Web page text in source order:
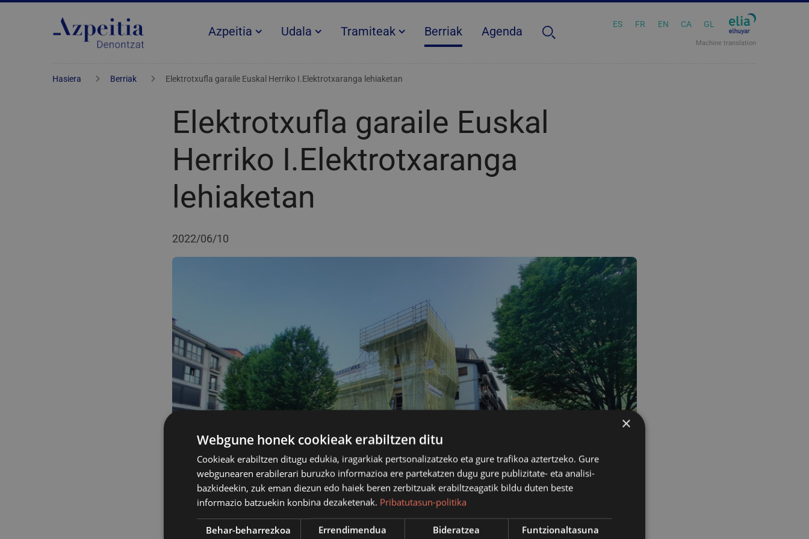
Azpeitia Udala Tramiteak Berriak Agenda ES FR EN CA GL
Machine translation
Hasiera Berriak Elektrotxufla garaile Euskal Herriko I.Elektrotxaranga lehiaketan
Elektrotxufla garaile Euskal
Herriko I.Elektrotxaranga
lehiaketan
2022/06/10
×
Webgune honek cookieak erabiltzen ditu
Cookieak erabiltzen ditugu edukia, iragarkiak pertsonalizatzeko eta gure trafikoa aztertzeko. Gure
webgunearen erabilerari buruzko informazioa ere partekatzen dugu gure publizitate- eta analisi-
bazkideekin, zuk eman diezun edo haiek beren zerbitzuak erabiltzeagatik bildu duten beste
informazio batzuekin konbina dezaketenak. Pribatutasun-politika
Behar-beharrezkoa Errendimendua Bideratzea Funtzionaltasuna